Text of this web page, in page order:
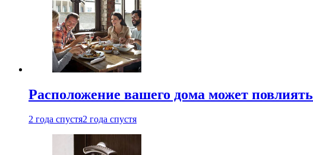
Расположение вашего дома может
2 года спустя2 года спустя